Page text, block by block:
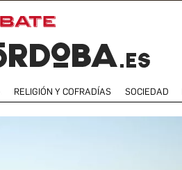
RELIGIÓN Y COFRADÍAS SOCIEDAD